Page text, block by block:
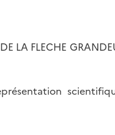
LA FLECHE